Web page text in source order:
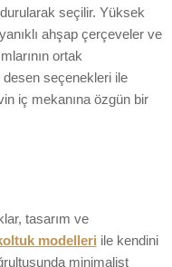
seçilir. Yüksek
ahşap çerçeveler ve
ortak
desen seçenekleri ile
iç mekanına özgün bir
tasarım ve
modelleri ile kendini
minimalist